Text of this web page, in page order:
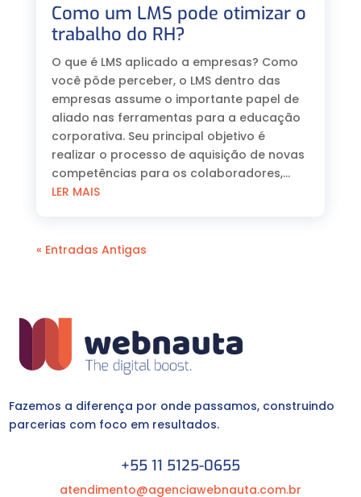
Como um LMS pode otimizar o
trabalho do RH?
O que é LMS aplicado a empresas? Como
você pôde perceber, o LMS dentro das
empresas assume o importante papel de
aliado nas ferramentas para a educação
corporativa. Seu principal objetivo é
realizar o processo de aquisição de novas
competências para os colaboradores,...
LER MAIS
« Entradas Antigas
Fazemos a diferença por onde passamos, construindo
parcerias com foco em resultados.
+55 11 5125-0655
atendimento@agenciawebnauta.com.br